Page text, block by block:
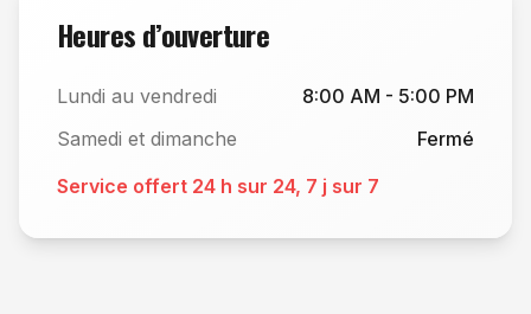
Heures d’ouverture
Lundi au vendredi
8:00 AM - 5:00 PM
Samedi et dimanche
Fermé
Service offert 24 h sur 24, 7 j sur 7